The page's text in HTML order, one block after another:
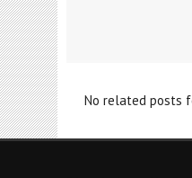
No related posts